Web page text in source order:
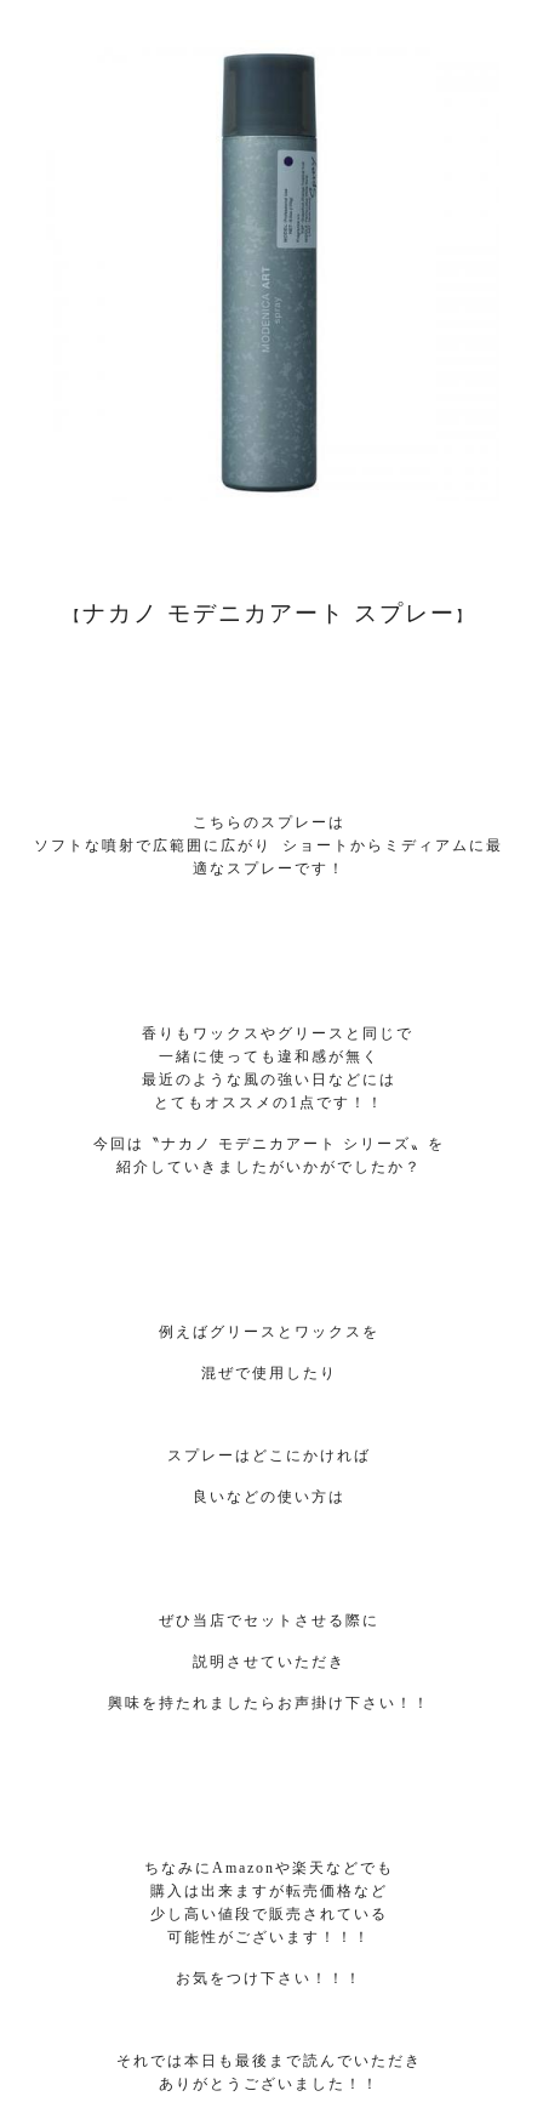
【 ナカノ モデニカアート スプレー 】
こちらのスプレーは
ソフトな噴射で広範囲に広がり ショートからミディアムに最
適なスプレーです！
香りもワックスやグリースと同じで
一緒に使っても違和感が無く
最近のような風の強い日などには
とてもオススメの1点です！！
今回は〝ナカノ モデニカアート シリーズ〟を
紹介していきましたがいかがでしたか？
例えばグリースとワックスを
混ぜで使用したり
スプレーはどこにかければ
良いなどの使い方は
ぜひ当店でセットさせる際に
説明させていただき
興味を持たれましたらお声掛け下さい！！
ちなみにAmazonや楽天などでも
購入は出来ますが転売価格など
少し高い値段で販売されている
可能性がございます！！！
お気をつけ下さい！！！
それでは本日も最後まで読んでいただき
ありがとうございました！！